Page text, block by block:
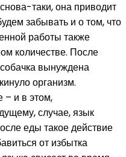
таки, она приводит
забывать и о том, что
работы также
количестве. После
вынуждена
организм.
– и в этом,
случае, язык
еды такое действие
от избытка